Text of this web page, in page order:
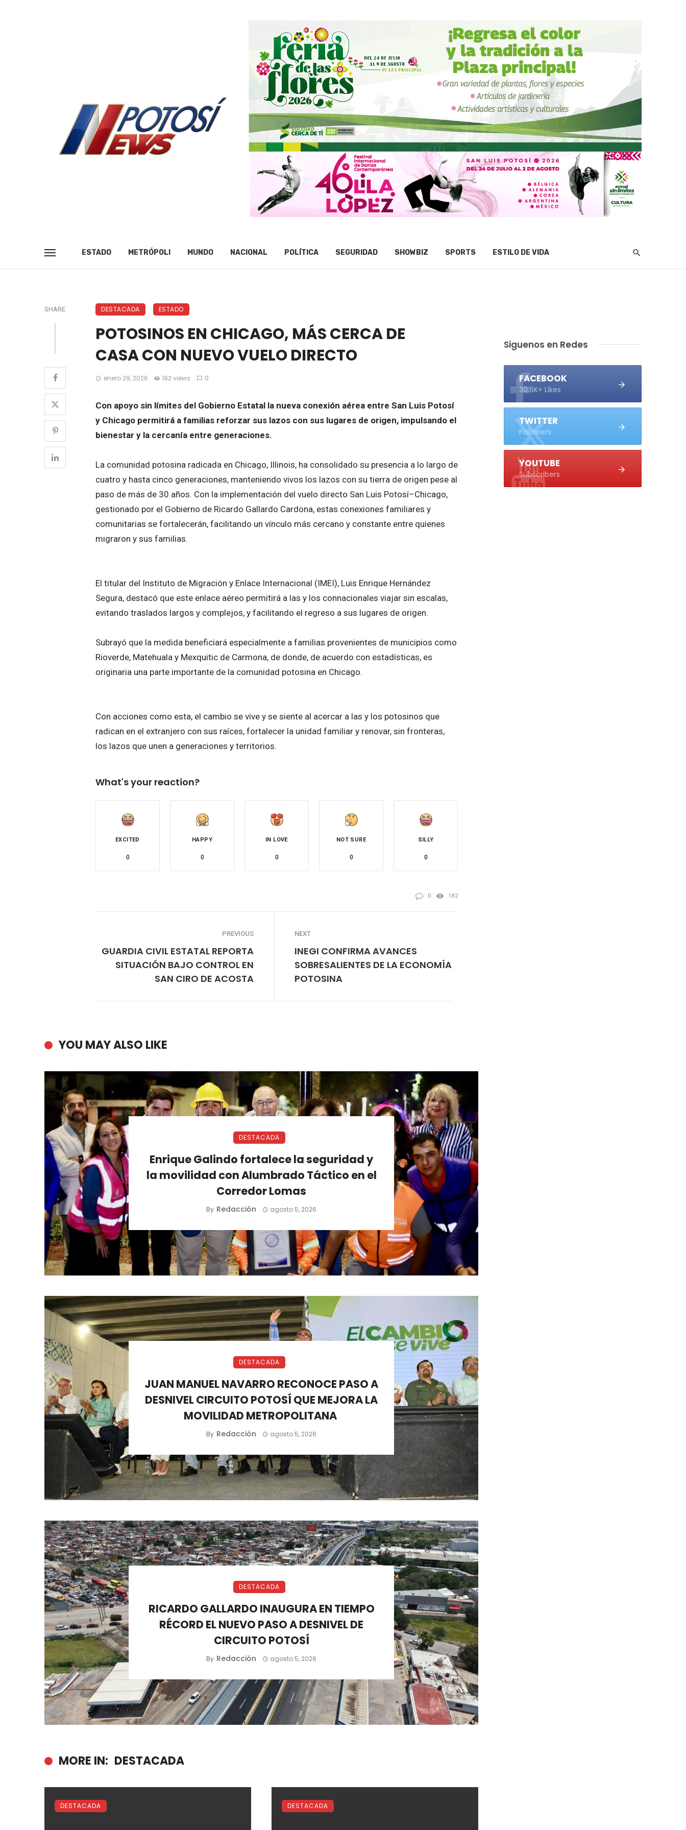
ESTADO METRÓPOLI MUNDO NACIONAL POLÍTICA SEGURIDAD SHOWBIZ SPORTS ESTILO DE VIDA
SHARE DESTACADA ESTADO
POTOSINOS EN CHICAGO, MÁS CERCA DE
CASA CON NUEVO VUELO DIRECTO
enero 29, 2026 182 views 0
Con apoyo sin límites del Gobierno Estatal la nueva conexión aérea entre San Luis Potosí
y Chicago permitirá a familias reforzar sus lazos con sus lugares de origen, impulsando el
bienestar y la cercanía entre generaciones.
La comunidad potosina radicada en Chicago, Illinois, ha consolidado su presencia a lo largo de
cuatro y hasta cinco generaciones, manteniendo vivos los lazos con su tierra de origen pese al
paso de más de 30 años. Con la implementación del vuelo directo San Luis Potosí–Chicago,
gestionado por el Gobierno de Ricardo Gallardo Cardona, estas conexiones familiares y
comunitarias se fortalecerán, facilitando un vínculo más cercano y constante entre quienes
migraron y sus familias.
El titular del Instituto de Migración y Enlace Internacional (IMEI), Luis Enrique Hernández
Segura, destacó que este enlace aéreo permitirá a las y los connacionales viajar sin escalas,
evitando traslados largos y complejos, y facilitando el regreso a sus lugares de origen.
Subrayó que la medida beneficiará especialmente a familias provenientes de municipios como
Rioverde, Matehuala y Mexquitic de Carmona, de donde, de acuerdo con estadísticas, es
originaria una parte importante de la comunidad potosina en Chicago.
Con acciones como esta, el cambio se vive y se siente al acercar a las y los potosinos que
radican en el extranjero con sus raíces, fortalecer la unidad familiar y renovar, sin fronteras,
los lazos que unen a generaciones y territorios.
What's your reaction?
EXCITED
0
HAPPY
0
IN LOVE
0
NOT SURE
0
SILLY
0
0 182
PREVIOUS
GUARDIA CIVIL ESTATAL REPORTA
SITUACIÓN BAJO CONTROL EN
SAN CIRO DE ACOSTA
NEXT
INEGI CONFIRMA AVANCES
SOBRESALIENTES DE LA ECONOMÍA
POTOSINA
YOU MAY ALSO LIKE
DESTACADA
Enrique Galindo fortalece la seguridad y
la movilidad con Alumbrado Táctico en el
Corredor Lomas
By Redacción agosto 5, 2026
DESTACADA
JUAN MANUEL NAVARRO RECONOCE PASO A
DESNIVEL CIRCUITO POTOSÍ QUE MEJORA LA
MOVILIDAD METROPOLITANA
By Redacción agosto 5, 2026
DESTACADA
RICARDO GALLARDO INAUGURA EN TIEMPO
RÉCORD EL NUEVO PASO A DESNIVEL DE
CIRCUITO POTOSÍ
By Redacción agosto 5, 2026
MORE IN: DESTACADA
DESTACADA DESTACADA
Siguenos en Redes
FACEBOOK
30.6K+ Likes
TWITTER
Followers
YOUTUBE
Subscribers